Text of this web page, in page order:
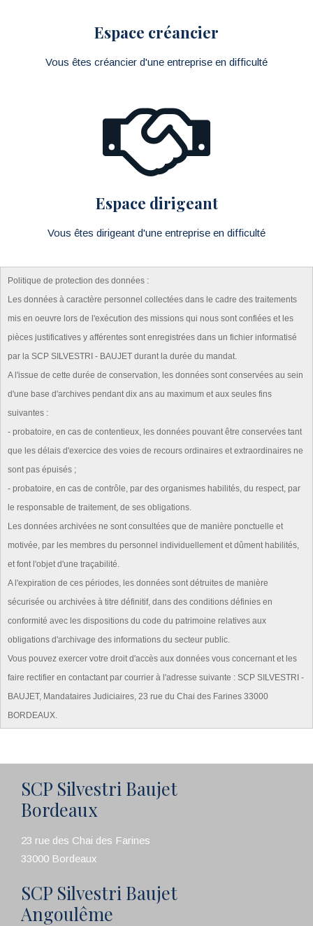
Espace créancier
Vous êtes créancier d'une entreprise en difficulté
Espace dirigeant
Vous êtes dirigeant d'une entreprise en difficulté
Politique de protection des données :
Les données à caractère personnel collectées dans le cadre des traitements
mis en oeuvre lors de l'exécution des missions qui nous sont confiées et les
pièces justificatives y afférentes sont enregistrées dans un fichier informatisé
par la SCP SILVESTRI - BAUJET durant la durée du mandat.
A l'issue de cette durée de conservation, les données sont conservées au sein
d'une base d'archives pendant dix ans au maximum et aux seules fins
suivantes :
- probatoire, en cas de contentieux, les données pouvant être conservées tant
que les délais d'exercice des voies de recours ordinaires et extraordinaires ne
sont pas épuisés ;
- probatoire, en cas de contrôle, par des organismes habilités, du respect, par
le responsable de traitement, de ses obligations.
Les données archivées ne sont consultées que de manière ponctuelle et
motivée, par les membres du personnel individuellement et dûment habilités,
et font l'objet d'une traçabilité.
A l'expiration de ces périodes, les données sont détruites de manière
sécurisée ou archivées à titre définitif, dans des conditions définies en
conformité avec les dispositions du code du patrimoine relatives aux
obligations d'archivage des informations du secteur public.
Vous pouvez exercer votre droit d'accès aux données vous concernant et les
faire rectifier en contactant par courrier à l'adresse suivante : SCP SILVESTRI -
BAUJET, Mandataires Judiciaires, 23 rue du Chai des Farines 33000
BORDEAUX.
SCP Silvestri Baujet
Bordeaux
23 rue des Chai des Farines
33000 Bordeaux
SCP Silvestri Baujet
Angoulême